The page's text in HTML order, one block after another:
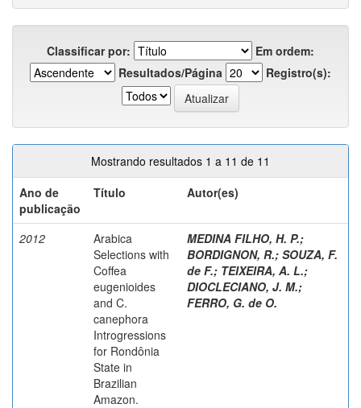
Classificar por:
Em ordem:
Resultados/Página
Registro(s):
Mostrando resultados 1 a 11 de 11
Ano de
publicação
Título Autor(es)
2012
Arabica
Selections with
Coffea
eugenioides
and C.
canephora
Introgressions
for Rondônia
State in
Brazilian
Amazon.
MEDINA FILHO, H. P.;
BORDIGNON, R.; SOUZA, F.
de F.; TEIXEIRA, A. L.;
DIOCLECIANO, J. M.;
FERRO, G. de O.